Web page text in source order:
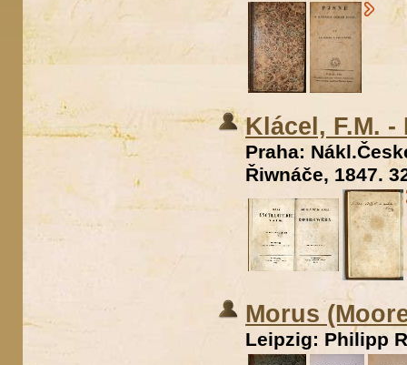
Klácel, F.M.
Praha:
Řiwnáče, 1847.
Morus
Leipzig: Philipp